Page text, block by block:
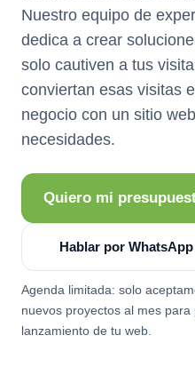
Nuestro equipo de
dedica a crear
solo cautiven a tus
conviertan esas visitas
negocio con un sitio
necesidades.
Quiero mi
Hablar por
Agenda limitada: solo
nuevos proyectos al mes
lanzamiento de tu web.